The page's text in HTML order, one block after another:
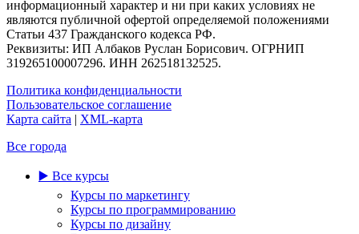
информационный характер и ни при каких условиях не
являются публичной офертой определяемой положениями
Статьи 437 Гражданского кодекса РФ.
Реквизиты: ИП Албаков Руслан Борисович. ОГРНИП
319265100007296. ИНН 262518132525.
Политика конфиденциальности
Пользовательское соглашение
Карта сайта | XML-карта
Все города
▶️ Все курсы
Курсы по маркетингу
Курсы по программированию
Курсы по дизайну